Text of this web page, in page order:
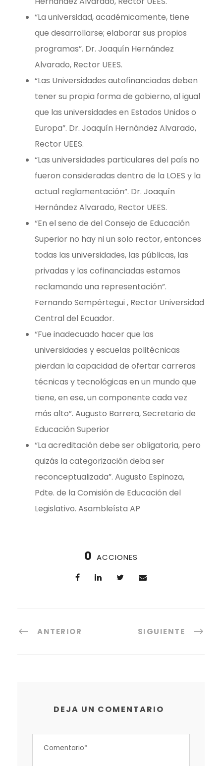
“La universidad, académicamente, tiene
que desarrollarse; elaborar sus propios
programas”. Dr. Joaquín Hernández
Alvarado, Rector UEES.
“Las Universidades autofinanciadas deben
tener su propia forma de gobierno, al igual
que las universidades en Estados Unidos o
Europa”. Dr. Joaquín Hernández Alvarado,
Rector UEES.
“Las universidades particulares del país no
fueron consideradas dentro de la LOES y la
actual reglamentación”. Dr. Joaquín
Hernández Alvarado, Rector UEES.
“En el seno de del Consejo de Educación
Superior no hay ni un solo rector, entonces
todas las universidades, las públicas, las
privadas y las cofinanciadas estamos
reclamando una representación”.
Fernando Sempértegui , Rector Universidad
Central del Ecuador.
“Fue inadecuado hacer que las
universidades y escuelas politécnicas
pierdan la capacidad de ofertar carreras
técnicas y tecnológicas en un mundo que
tiene, en ese, un componente cada vez
más alto”. Augusto Barrera, Secretario de
Educación Superior
“La acreditación debe ser obligatoria, pero
quizás la categorización deba ser
reconceptualizada”. Augusto Espinoza,
Pdte. de la Comisión de Educación del
Legislativo. Asambleísta AP
0 ACCIONES
ANTERIOR SIGUIENTE
DEJA UN COMENTARIO